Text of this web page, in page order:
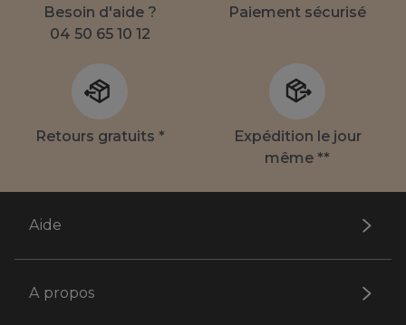
Besoin d'aide ?
04 50 65 10 12
Paiement sécurisé
Retours gratuits *
Expédition le jour
même **
Aide
A propos